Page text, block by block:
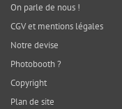
On parle de nous !
CGV et mentions légales
Notre devise
Photobooth ?
Copyright
Plan de site